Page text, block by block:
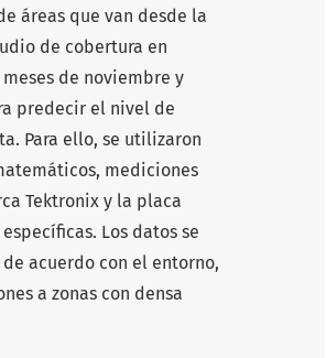
áreas que van desde la
de cobertura en
de noviembre y
predecir el nivel de
Para ello, se utilizaron
mediciones
Tektronix y la placa
Los datos se
acuerdo con el entorno,
a zonas con densa